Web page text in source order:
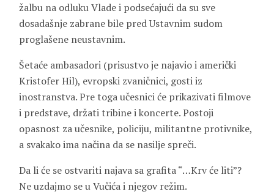
žalbu na odluku Vlade i podsećajući da su sve
dosadašnje zabrane bile pred Ustavnim sudom
proglašene neustavnim.
Šetaće ambasadori (prisustvo je najavio i američki
Kristofer Hil), evropski zvaničnici, gosti iz
inostranstva. Pre toga učesnici će prikazivati filmove
i predstave, držati tribine i koncerte. Postoji
opasnost za učesnike, policiju, militantne protivnike,
a svakako ima načina da se nasilje spreči.
Da li će se ostvariti najava sa grafita “…Krv će liti”?
Ne uzdajmo se u Vučića i njegov režim.